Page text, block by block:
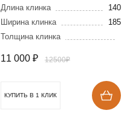
стали 9ХС
Длина клинка
140
Ширина клинка
185
Толщина клинка
11 000 ₽ 12500₽
КУПИТЬ В 1 КЛИК